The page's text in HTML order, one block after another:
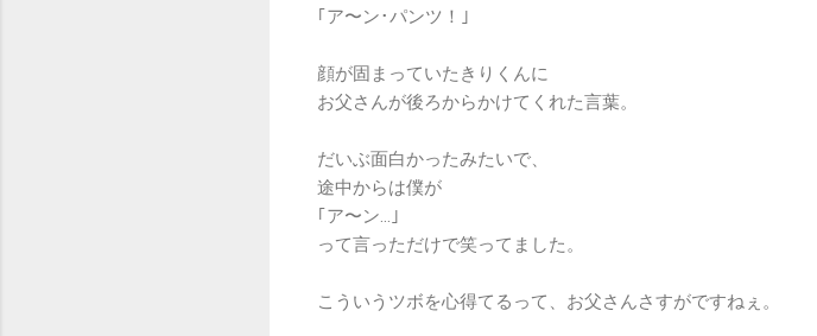
｢ア〜ン･パンツ！｣
顔が固まっていたきりくんに
お父さんが後ろからかけてくれた言葉。
だいぶ面白かったみたいで、
途中からは僕が
｢ア〜ン…｣
って言っただけで笑ってました。
こういうツボを心得てるって、お父さんさすがですねぇ。